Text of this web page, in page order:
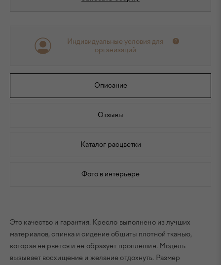
Индивидуальные условия для
организаций
Описание
Отзывы
Каталог расцветки
Фото в интерьере
Это качество и гарантия. Кресло выполнено из лучших
материалов, спинка и сидение обшиты плотной тканью,
которая не рвется и не образует проплешин. Модель
вызывает восхищение и желание отдохнуть. Размер